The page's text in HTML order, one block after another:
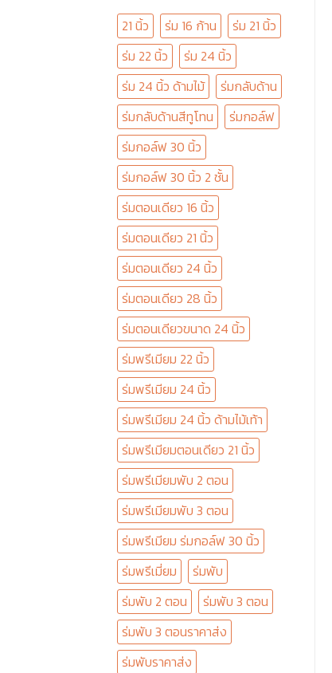
21 นิ้ว ร่ม 16 ก้าน
ร่ม 21 นิ้ว
ร่ม 22 นิ้ว
ร่ม 24 นิ้ว
ร่ม 24 นิ้ว ด้ามไม้
ร่มกลับด้าน
ร่มกลับด้านสีทูโทน
ร่มกอล์ฟ
ร่มกอล์ฟ 30 นิ้ว
ร่มกอล์ฟ 30 นิ้ว 2 ชั้น
ร่มตอนเดียว 16 นิ้ว
ร่มตอนเดียว 21 นิ้ว
ร่มตอนเดียว 24 นิ้ว
ร่มตอนเดียว 28 นิ้ว
ร่มตอนเดียวขนาด 24 นิ้ว
ร่มพรีเมียม 22 นิ้ว
ร่มพรีเมียม 24 นิ้ว
ร่มพรีเมียม 24 นิ้ว ด้ามไม้เท้า
ร่มพรีเมียมตอนเดียว 21 นิ้ว
ร่มพรีเมียมพับ 2 ตอน
ร่มพรีเมียมพับ 3 ตอน
ร่มพรีเมียม ร่มกอล์ฟ 30 นิ้ว
ร่มพรีเมี่ยม
ร่มพับ
ร่มพับ 2 ตอน
ร่มพับ 3 ตอน
ร่มพับ 3 ตอนราคาส่ง
ร่มพับราคาส่ง